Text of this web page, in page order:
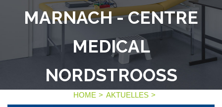
MARNACH - CENTRE
MEDICAL
NORDSTROOSS
HOME AKTUELLES
NEU IM CMN: CHL PRAXISZENTREN MARNACH